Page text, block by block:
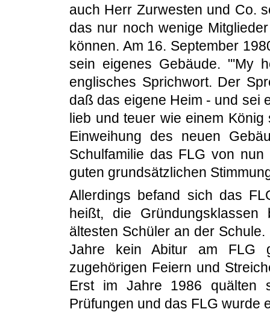
auch Herr Zurwesten und Co.
das nur noch wenige
können. Am 16. September
sein eigenes Gebäude. "'My
englisches Sprichwort. Der
daß das eigene Heim - und sei
lieb und teuer wie einem
Einweihung des neuen
Schulfamilie das FLG von
guten grundsätzlichen
Allerdings befand sich das
heißt, die
ältesten Schüler an der
Jahre kein Abitur am FLG
zugehörigen Feiern und
Erst im Jahre 1986 quälten
Prüfungen und das FLG wurde